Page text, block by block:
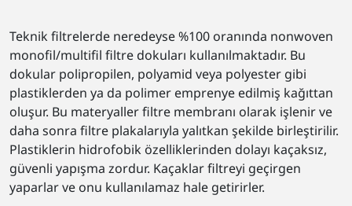
Teknik filtrelerde neredeyse %100 oranında nonwoven
monofil/multifil filtre dokuları kullanılmaktadır. Bu
dokular polipropilen, polyamid veya polyester gibi
plastiklerden ya da polimer emprenye edilmiş kağıttan
oluşur. Bu materyaller filtre membranı olarak işlenir ve
daha sonra filtre plakalarıyla yalıtkan şekilde birleştirilir.
Plastiklerin hidrofobik özelliklerinden dolayı kaçaksız,
güvenli yapışma zordur. Kaçaklar filtreyi geçirgen
yaparlar ve onu kullanılamaz hale getirirler.